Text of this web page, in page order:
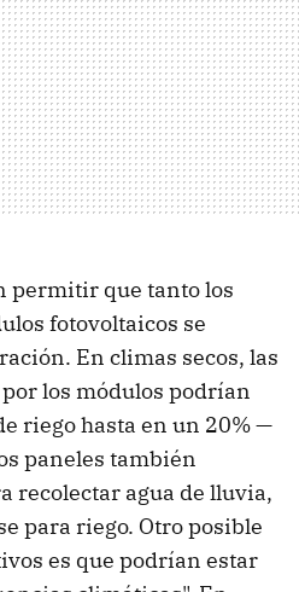
permitir que tanto los
fotovoltaicos se
En climas secos, las
los módulos podrían
riego hasta en un 20% —
paneles también
recolectar agua de lluvia,
para riego. Otro posible
es que podrían estar